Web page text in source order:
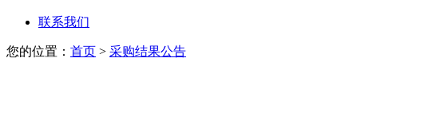
联系我们
您的位置： 首页 > 采购结果公告